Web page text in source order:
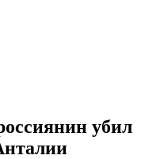
убил